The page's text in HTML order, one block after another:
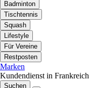
Badminton
Tischtennis
Squash
Lifestyle
Für Vereine
Restposten
Marken
Kundendienst in Frankreich
Suchen